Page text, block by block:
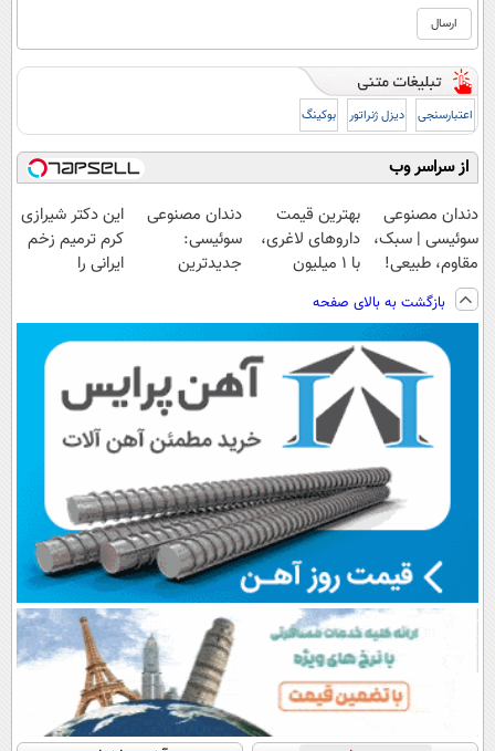
اعتبارسنجی دیزل ژنراتور بوکینگ
از سراسر وب
دندان مصنوعی
سوئیسی | سبک،
مقاوم، طبیعی!
ویزیت
رایگان+پرداخت
اقساطی😍
بهترین قیمت
داروهای لاغری،
با ۱ میلیون
از داروخانه‌
دندان مصنوعی
سوئیسی:
جدیدترین
پرداخت قسطی
این دکتر شیرازی
کرم ترمیم زخم
ایرانی را
بازگشت به بالای صفحه